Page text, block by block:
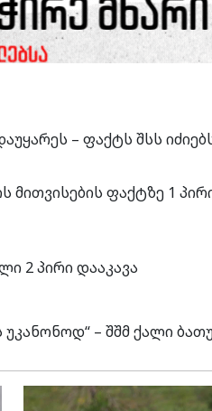
– ფაქტს შსს
მითვისების ფაქტზე 1
2 პირი დააკავა
– შშმ ქალი